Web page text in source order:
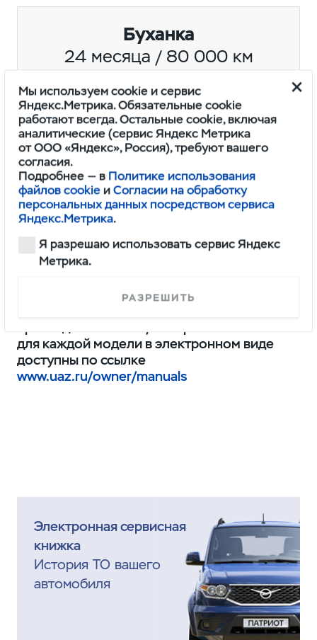
Буханка
24 месяца / 80 000 км
С полными условиями гарантии Вы можете
для каждой модели в электронном виде
доступны по ссылке
www.uaz.ru/owner/manuals
Электронная сервисная
книжка
История ТО вашего
автомобиля
Мы используем cookie и сервис
Яндекс.Метрика. Обязательные cookie
работают всегда. Остальные cookie, включая
аналитические (сервис Яндекс Метрика
от ООО «Яндекс», Россия), требуют вашего
согласия.
Подробнее — в Политике использования
файлов cookie иСогласии на обработку
персональных данных посредством сервиса
Яндекс.Метрика.
Я разрешаю использовать сервис Яндекс
Метрика.
РАЗРЕШИТЬ